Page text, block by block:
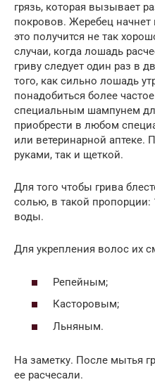
грязь, которая вызывает
покровов. Жеребец начнет
это получится не так
случаи, когда лошадь
гриву следует один раз в
того, как сильно лошадь
понадобиться более
специальным шампунем
приобрести в любом
или ветеринарной аптеке.
руками, так и щеткой.
Для того чтобы грива
солью, в такой пропорции:
воды.
Для укрепления волос их
Репейным;
Касторовым;
Льняным.
На заметку. После мытья
ее расчесали.